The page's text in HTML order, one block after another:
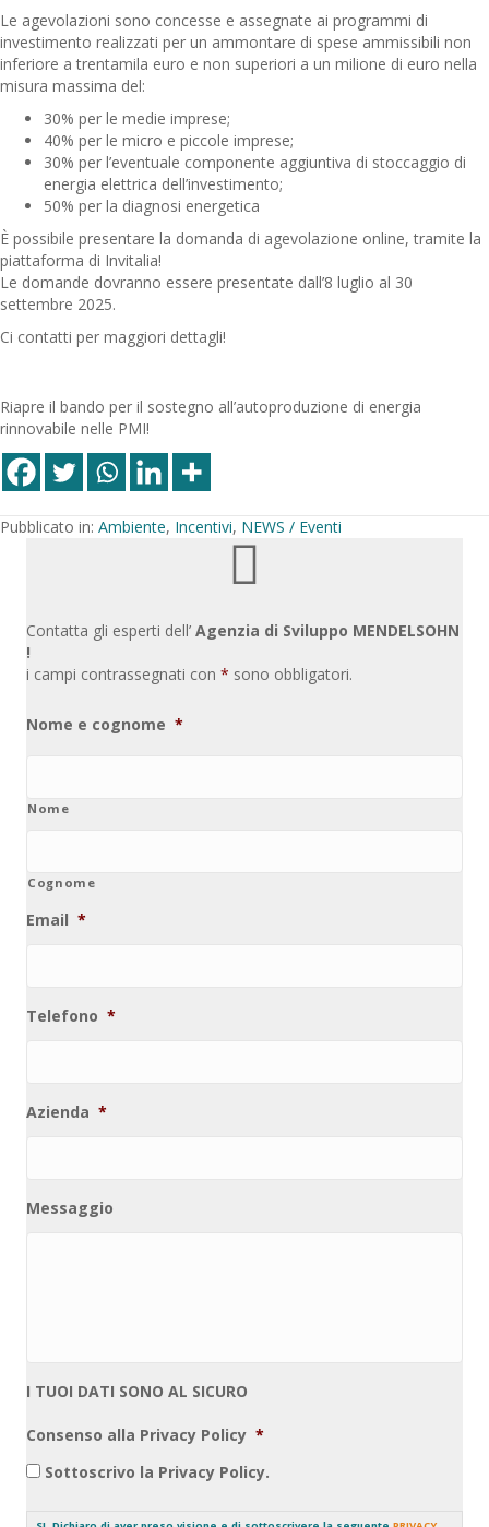
Le agevolazioni sono concesse e assegnate ai programmi di
investimento realizzati per un ammontare di spese ammissibili non
inferiore a trentamila euro e non superiori a un milione di euro nella
misura massima del:
30% per le medie imprese;
40% per le micro e piccole imprese;
30% per l’eventuale componente aggiuntiva di stoccaggio di
energia elettrica dell’investimento;
50% per la diagnosi energetica
È possibile presentare la domanda di agevolazione online, tramite la
piattaforma di Invitalia!
Le domande dovranno essere presentate dall’8 luglio al 30
settembre 2025.
Ci contatti per maggiori dettagli!
Riapre il bando per il sostegno all’autoproduzione di energia
rinnovabile nelle PMI!
Pubblicato in: Ambiente, Incentivi, NEWS / Eventi
Contatta gli esperti dell’ Agenzia di Sviluppo MENDELSOHN
!
i campi contrassegnati con * sono obbligatori.
Nome e cognome *
Nome
Cognome
Email *
Telefono *
Azienda *
Messaggio
I TUOI DATI SONO AL SICURO
Consenso alla Privacy Policy *
Sottoscrivo la Privacy Policy.